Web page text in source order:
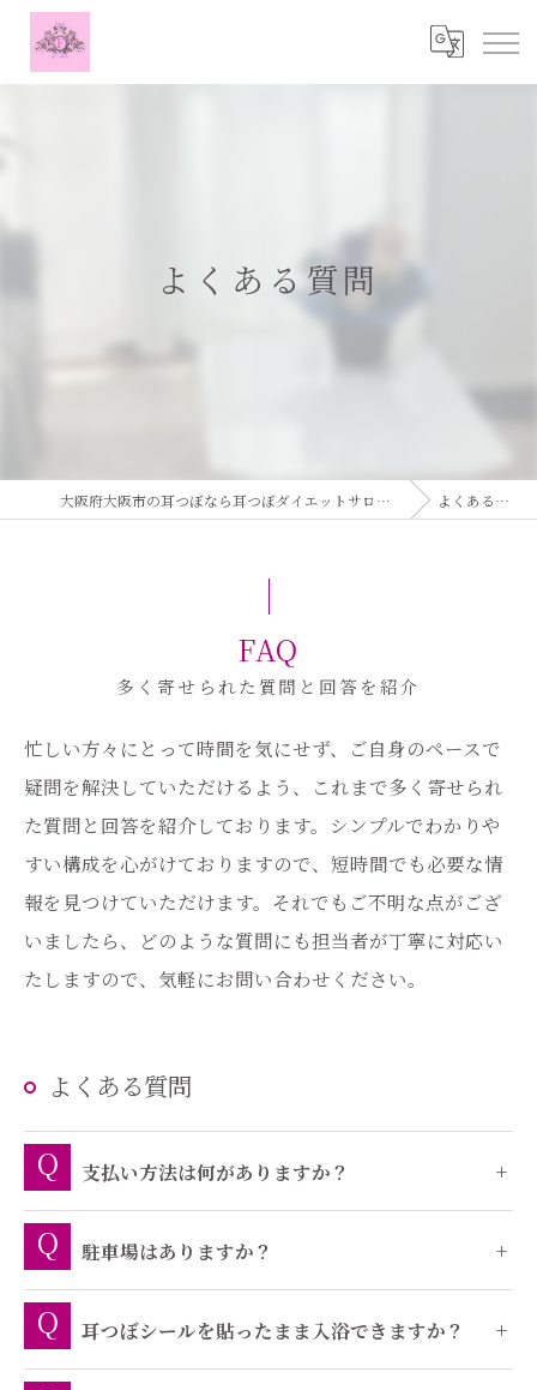
よくある質問
大阪府大阪市の耳つぼなら耳つぼダイエットサロンふーみん よくある質問
多く寄せられた質問と回答を紹介
FAQ
忙しい方々にとって時間を気にせず、ご自身のペースで
疑問を解決していただけるよう、これまで多く寄せられ
た質問と回答を紹介しております。シンプルでわかりや
すい構成を心がけておりますので、短時間でも必要な情
報を見つけていただけます。それでもご不明な点がござ
いましたら、どのような質問にも担当者が丁寧に対応い
たしますので、気軽にお問い合わせください。
よくある質問
支払い方法は何がありますか？
駐車場はありますか？
耳つぼシールを貼ったまま入浴できますか？